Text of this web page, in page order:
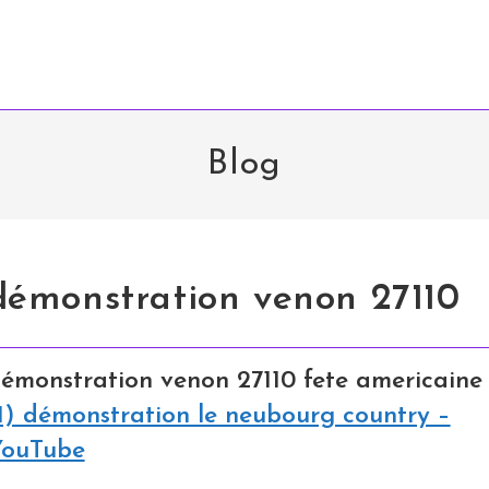
Blog
venon 27110
venon 27110 fete americaine
démonstration le neubourg country –